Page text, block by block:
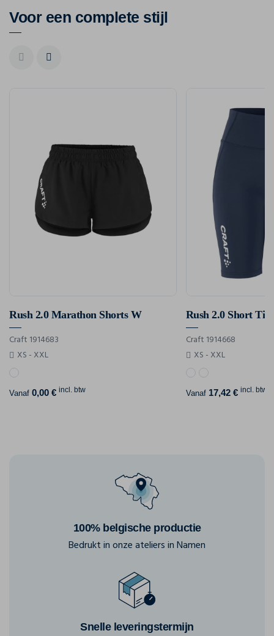
Voor een complete stijl
Rush 2.0 Marathon Shorts W
Craft 1914683
XS - XXL
Vanaf 0,00 € incl. btw
Rush 2.0 Short
Craft 1914668
XS - XXL
Vanaf 17,42 € incl. btw
100% belgische productie
Bedrukt in onze ateliers in Namen
Snelle leveringstermijn